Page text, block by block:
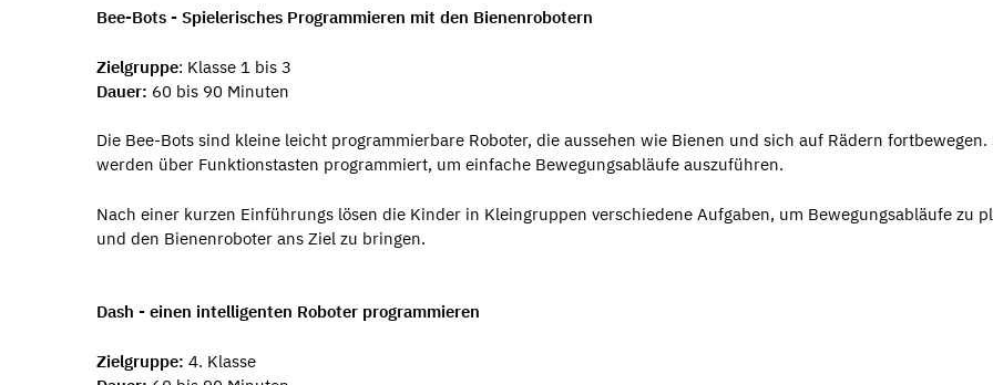
Bee-Bots - Spielerisches Programmieren mit den Bienenrobotern
Zielgruppe: Klasse 1 bis 3
Dauer: 60 bis 90 Minuten
Die Bee-Bots sind kleine leicht programmierbare Roboter, die aussehen wie Bienen und sich auf Rädern fortbewegen.
werden über Funktionstasten programmiert, um einfache Bewegungsabläufe auszuführen.
Nach einer kurzen Einführungs lösen die Kinder in Kleingruppen verschiedene Aufgaben, um Bewegungsabläufe zu
und den Bienenroboter ans Ziel zu bringen.
Dash - einen intelligenten Roboter programmieren
Zielgruppe: 4. Klasse